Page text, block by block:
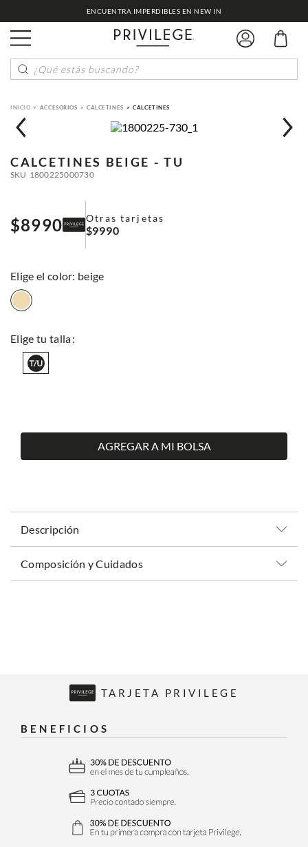
ENCUENTRA IMPERDIBLES EN NEW IN
¿Qué estás buscando?
ACCESORIOS CALCETINES CALCETINES
CALCETINES BEIGE - TU
SKU 1800225000730
$8990 Otras tarjetas
$9990
: beige
AGREGAR A MI BOLSA
Descripción
Composición y Cuidados
TARJETA PRIVILEGE
BENEFICIOS